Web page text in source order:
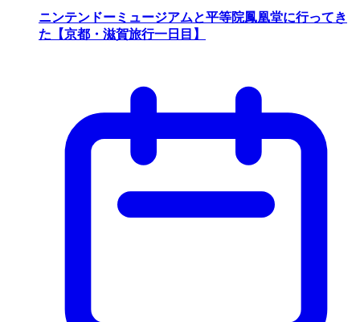
ニンテンドーミュージアムと平等院鳳凰堂に行ってき
た【京都・滋賀旅行一日目】